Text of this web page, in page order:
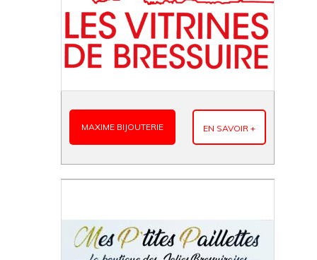
MAXIME BIJOUTERIE EN SAVOIR +